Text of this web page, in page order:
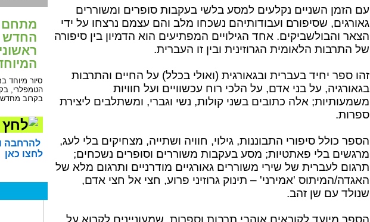
עם הזמן השניים נקלעים למסע בלשי בעקבות סופרים ומשוררים
גאורגים, שסיפורם ועבודותיהם נשכחו מלב והם עצמם נרצחו על ידי
הצאר והבולשביקים. אחד הגילויים המפתיעים הוא הדמיון בין סיפורה
של התרבות הלאומית הגרוזינית ובין זו העברית.
זהו ספר יחיד בעברית ובגאורגית (ואולי בכלל) על החיים והתרבות
בגאורגיה, על בני אדם, על הלכי רוח עכשוויים ועל חוויות
משמעותיות; אלה כתובים בשני קולות, נשי וגברי, ומשתלבים ליצירת
ספרות.
הספר כולל סיפורי התבוננות, גילוי, חוויה ושתייה, מצחיקים בלי לעג,
מרגשים בלי פאתטיות; מסע בעקבות משוררים וסופרים נשכחים;
תרגום לעברית של שירי משוררים גאורגיים מודרניים ותרגום מלא של
האגדה/המיתוס 'אמירני' – תינוק גרוזיני פרוע, חצי אל חצי אדם,
שנולד עם שן זהב.
הספר מיועד לקוראים אוהבי תרבות וספרות, שמעוניינים לקרוא על
מתחם
החדש
סיור מיוחד
הטמפלרי,
בקרוב
להרחבה
לחצו כאן